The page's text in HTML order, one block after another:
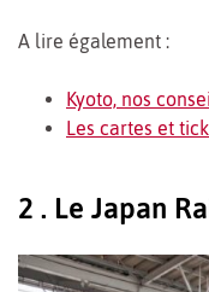
A lire également :
Kyoto, nos
Les cartes et
2 . Le Japan